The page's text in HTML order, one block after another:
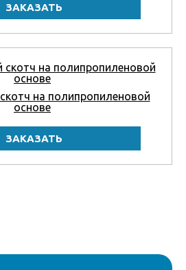
на полипропиленовой
основе